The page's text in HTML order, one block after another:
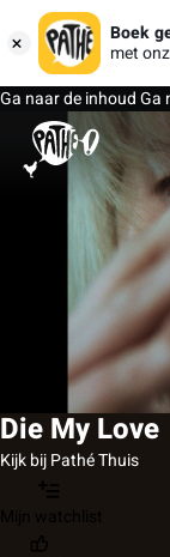
Boek
met
Ga naar de inhoudGa
Die My Love
Kijk bij Pathé Thuis
Mijn watchlist